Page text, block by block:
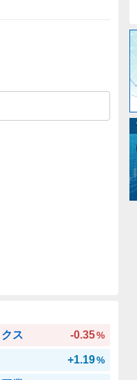
ス -0.35%
+1.19%